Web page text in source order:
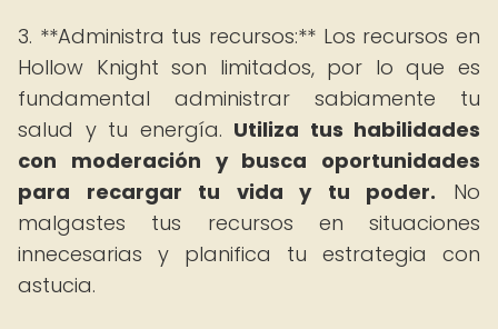
3. **Administra tus recursos:** Los recursos en
Hollow Knight son limitados, por lo que es
fundamental administrar sabiamente tu
salud y tu energía. Utiliza tus habilidades
con moderación y busca oportunidades
para recargar tu vida y tu poder. No
malgastes tus recursos en situaciones
innecesarias y planifica tu estrategia con
astucia.